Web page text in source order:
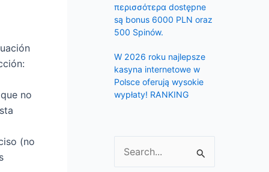
no
(no
περισσότερα dostępne
są bonus 6000 PLN oraz
500 Spinów.
W 2026 roku najlepsze
kasyna internetowe w
Polsce oferują wysokie
wypłaty! RANKING